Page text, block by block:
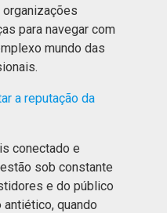
para navegar com
mundo das
a reputação da
conectado e
sob constante
e do público
quando